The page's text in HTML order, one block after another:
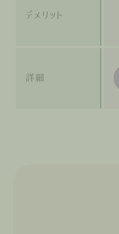
デメリット
詳細